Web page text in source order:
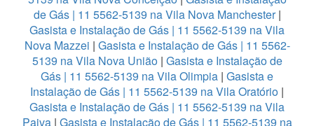
de Gás | 11 5562-5139 na Vila Nova Manchester|
Gasista e Instalação de Gás | 11 5562-5139 na Vila
Nova Mazzei | Gasista e Instalação de Gás | 11 5562-
5139 na Vila Nova União| Gasista e Instalação de
Gás | 11 5562-5139 na Vila Olimpia | Gasista e
Instalação de Gás | 11 5562-5139 na Vila Oratório |
Gasista e Instalação de Gás | 11 5562-5139 na Vila
Paiva| Gasista e Instalação de Gás | 11 5562-5139 na